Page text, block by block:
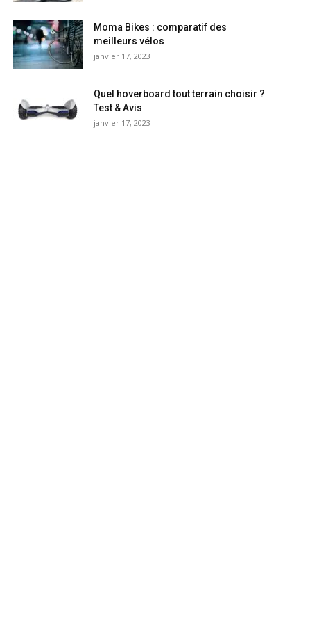
Moma Bikes : comparatif des
meilleurs vélos
janvier 17, 2023
Quel hoverboard tout terrain choisir ?
Test & Avis
janvier 17, 2023